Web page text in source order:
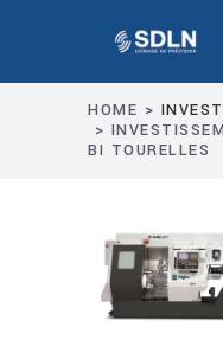
HOME >
>
BI TOURELLES